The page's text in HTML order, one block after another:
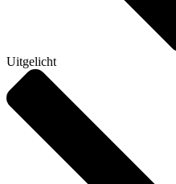
Uitgelicht